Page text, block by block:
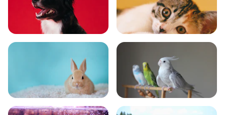
いぬ ねこ
小動物 とり・さかな